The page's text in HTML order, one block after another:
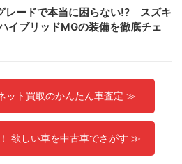
レードで本当に困らない!? スズキ
イブリッドMGの装備を徹底チェ
ット買取のかんたん車査定 ≫
欲しい車を中古車でさがす ≫